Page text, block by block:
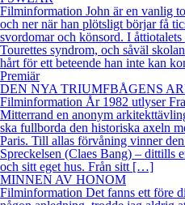
Filminformation John är en vanlig
och ner när han plötsligt börjar få
svordomar och könsord. I
Tourettes syndrom, och såväl
hårt för ett beteende han inte kan
Premiär
DEN NYA TRIUMFBÅGENS
Filminformation År 1982 utlyser
Mitterrand en anonym
ska fullborda den historiska axeln
Paris. Till allas förvåning vinner
Spreckelsen (Claes Bang) – dittills
och sitt eget hus. Från sitt […]
MINNEN AV HONOM
Filminformation Det fanns ett före